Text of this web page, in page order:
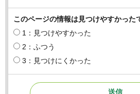
このページの情報は見つけやすかった
1：見つけやすかった
2：ふつう
3：見つけにくかった